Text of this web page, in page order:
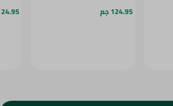
124.95 جم
124.95